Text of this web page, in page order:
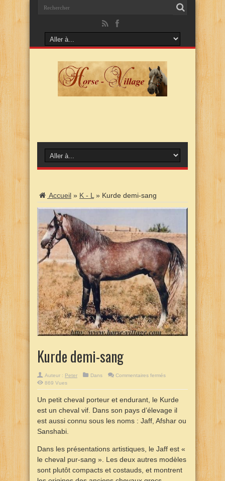
Accueil » K - L » Kurde demi-sang
Kurde demi-sang
Auteur : Peter Dans Commentaires ferméssur
869 Vues
Un petit cheval porteur et endurant, le Kurde
est un cheval vif. Dans son pays d’élevage il
est aussi connu sous les noms : Jaff, Afshar ou
Sanshabi.
Dans les présentations artistiques, le Jaff est «
le cheval pur-sang ». Les deux autres modèles
sont plutôt compacts et costauds, et montrent